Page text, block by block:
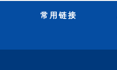
常用链接